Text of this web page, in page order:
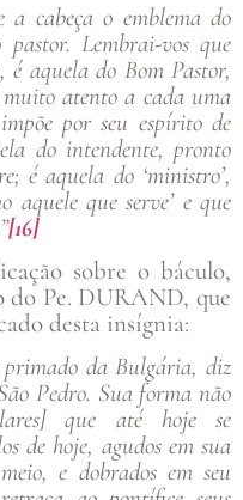
a cabeça o emblema do
Lembrai-vos que
é aquela do Bom Pastor,
muito atento a cada uma
por seu espírito de
do intendente, pronto
é aquela do ‘ministro’,
aquele que serve’ e que
[16]
sobre o báculo,
do Pe. DURAND, que
desta insígnia:
da Bulgária, diz
Pedro. Sua forma não
que até hoje se
de hoje, agudos em sua
e dobrados em seu